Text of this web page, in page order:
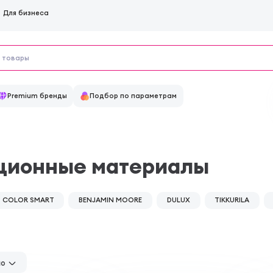
Для бизнеса
Premium бренды Подбор по параметрам
материалы
COLOR SMART BENJAMIN MOORE DULUX TIKKURILA